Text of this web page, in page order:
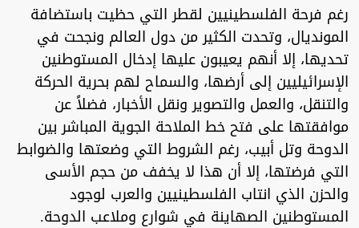
رغم فرحة الفلسطينيين لقطر التي حظيت باستضافة
المونديال، وتحدت الكثير من دول العالم ونجحت في
تحديها، إلا أنهم يعيبون عليها إدخال المستوطنين
الإسرائيليين إلى أرضها، والسماح لهم بحرية الحركة
والتنقل، والعمل والتصوير ونقل الأخبار، فضلاً عن
موافقتها على فتح خط الملاحة الجوية المباشر بين
الدوحة وتل أبيب، رغم الشروط التي وضعتها والضوابط
التي فرضتها، إلا أن هذا لا يخفف من حجم الأسى
والحزن الذي انتاب الفلسطينيين والعرب لوجود
المستوطنين الصهاينة في شوارع وملاعب الدوحة.